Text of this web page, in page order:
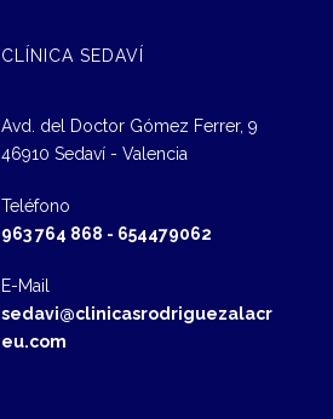
CLÍNICA SEDAVÍ
Avd. del Doctor Gómez Ferrer, 9
46910 Sedaví - Valencia
Teléfono
963 764 868 - 654479062
E-Mail
sedavi@clinicasrodriguezalacr
eu.com